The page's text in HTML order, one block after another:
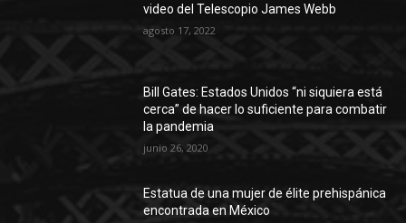
video del Telescopio James Webb
agosto 17, 2022
Bill Gates: Estados Unidos “ni siquiera está
cerca” de hacer lo suficiente para combatir
la pandemia
junio 26, 2020
Estatua de una mujer de élite prehispánica
encontrada en México